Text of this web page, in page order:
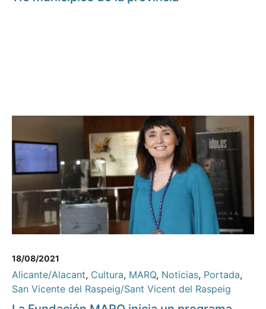
18/08/2021
Alicante/Alacant, Cultura, MARQ, Noticias, Portada,
San Vicente del Raspeig/Sant Vicent del Raspeig